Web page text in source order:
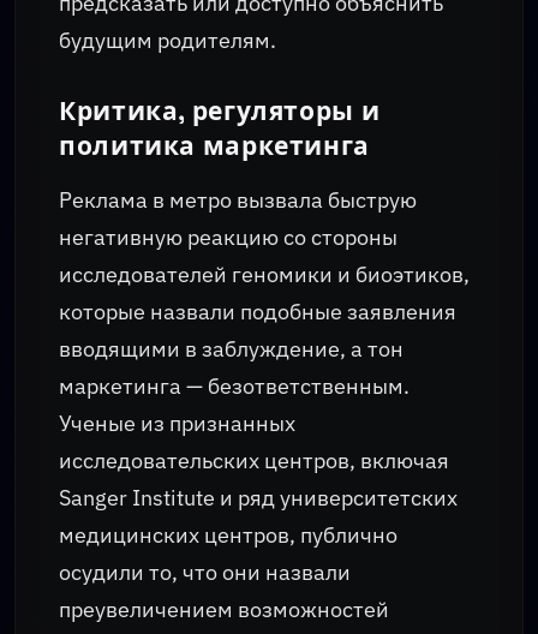
будущим родителям.
Критика, регуляторы и
политика маркетинга
Реклама в метро вызвала быструю
негативную реакцию со стороны
исследователей геномики и биоэтиков,
которые назвали подобные заявления
вводящими в заблуждение, а тон
маркетинга — безответственным.
Ученые из признанных
исследовательских центров, включая
Sanger Institute и ряд университетских
медицинских центров, публично
осудили то, что они назвали
преувеличением возможностей